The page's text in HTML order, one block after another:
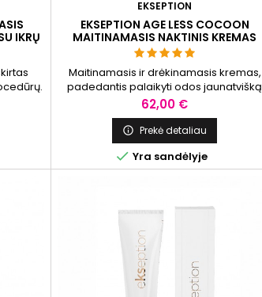
IKRŲ
odą
EKSEPTION
EKSEPTION AGE LESS COCOON
MAITINAMASIS NAKTINIS KREMAS
Maitinamasis ir drėkinamasis kremas,
padedantis palaikyti odos jaunatvišką
išvaizdą. Kremas prisideda prie odos
gyvybingumo palaikymo, švelnios
eksfoliacijos, gali padėti suvienodinti
odos atspalvį ir palaikyti odos pH
balansą. Sudėtyje esantys peptidai gali
prisidėti prie odos elastingumo
Kaina
62,00 €
 Prekė detaliau
 Yra sandėlyje